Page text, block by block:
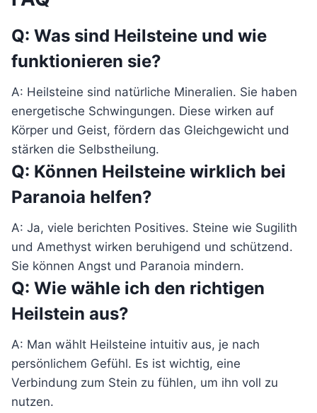
Q: Was sind Heilsteine und wie
funktionieren sie?
A: Heilsteine sind natürliche Mineralien. Sie haben
energetische Schwingungen. Diese wirken auf
Körper und Geist, fördern das Gleichgewicht und
stärken die Selbstheilung.
Q: Können Heilsteine wirklich bei
Paranoia helfen?
A: Ja, viele berichten Positives. Steine wie Sugilith
und Amethyst wirken beruhigend und schützend.
Sie können Angst und Paranoia mindern.
Q: Wie wähle ich den richtigen
Heilstein aus?
A: Man wählt Heilsteine intuitiv aus, je nach
persönlichem Gefühl. Es ist wichtig, eine
Verbindung zum Stein zu fühlen, um ihn voll zu
nutzen.